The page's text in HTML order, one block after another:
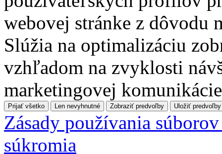
webovej stránke z dôvodu
Slúžia na optimalizáciu
vzhľadom na zvyklosti
marketingovej
Prijať všetko Len nevyhnutné Zobraziť predvoľby Uložiť predvoľby
Zásady používania
súkromia